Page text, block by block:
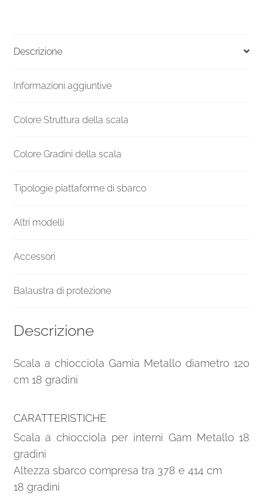
diametro
18
quantità
Descrizione
Informazioni aggiuntive
Colore Struttura della scala
Colore Gradini della scala
Tipologie piattaforme di sbarco
Altri modelli
Accessori
Balaustra di protezione
Descrizione
Scala a chiocciola Gamia Metallo diametro 120
cm 18 gradini
CARATTERISTICHE
Scala a chiocciola per interni Gam Metallo 18
gradini
Altezza sbarco compresa tra 378 e 414 cm
18 gradini